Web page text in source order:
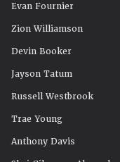
Evan Fournier
Zion Williamson
Devin Booker
Jayson Tatum
Russell Westbrook
Trae Young
Anthony Davis